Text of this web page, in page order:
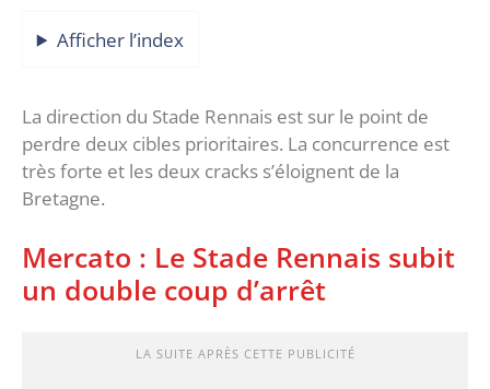
Afficher l’index
La direction du Stade Rennais est sur le point de
perdre deux cibles prioritaires. La concurrence est
très forte et les deux cracks s’éloignent de la
Bretagne.
Mercato : Le Stade Rennais subit
un double coup d’arrêt
LA SUITE APRÈS CETTE PUBLICITÉ